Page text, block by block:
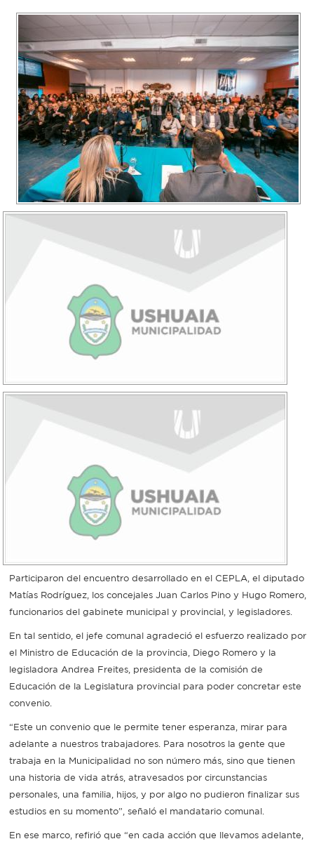
estudiantil
Recorrido
colectivos
Recarga
SUBE
Participaron del encuentro desarrollado en el CEPLA, el diputado
Matías Rodríguez, los concejales Juan Carlos Pino y Hugo Romero,
funcionarios del gabinete municipal y provincial, y legisladores.
En tal sentido, el jefe comunal agradeció el esfuerzo realizado por
el Ministro de Educación de la provincia, Diego Romero y la
legisladora Andrea Freites, presidenta de la comisión de
Educación de la Legislatura provincial para poder concretar este
convenio.
“Este un convenio que le permite tener esperanza, mirar para
adelante a nuestros trabajadores. Para nosotros la gente que
trabaja en la Municipalidad no son número más, sino que tienen
una historia de vida atrás, atravesados por circunstancias
personales, una familia, hijos, y por algo no pudieron finalizar sus
estudios en su momento”, señaló el mandatario comunal.
En ese marco, refirió que “en cada acción que llevamos adelante,